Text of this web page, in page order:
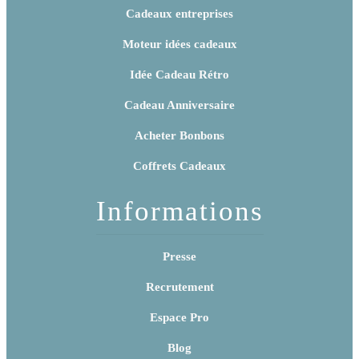
Cadeaux entreprises
Moteur idées cadeaux
Idée Cadeau Rétro
Cadeau Anniversaire
Acheter Bonbons
Coffrets Cadeaux
Informations
Presse
Recrutement
Espace Pro
Blog